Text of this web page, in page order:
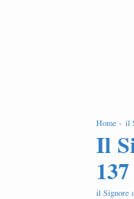
Home - il
Il
il Signore